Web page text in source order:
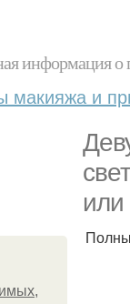
информация о
макияжа и